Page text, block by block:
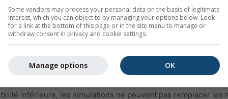
données de simulation pour la région sélectionnée et non
aux données mesurées d'une station
d'observations couvrent moins d'1% du territoire). Les
prévisibilité peuvent remplacer les mesures. Pour des
inférieure, les simulations ne peuvent pas remplacer les
Some vendors may process your personal data on the basis of legitimate
interest, which you can object to by managing your options below. Look
for a link at the bottom of this page or in the site menu to manage or
withdraw consent in privacy and cookie settings.
OK
Manage options